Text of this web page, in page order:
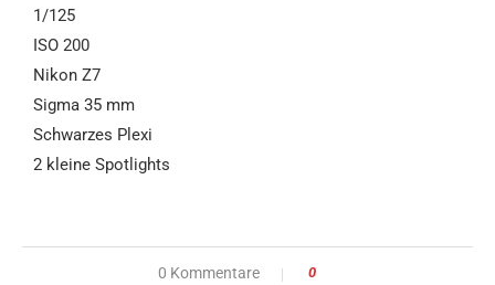
1/125
ISO 200
Nikon Z7
Sigma 35 mm
Schwarzes Plexi
2 kleine Spotlights
0 Kommentare 0